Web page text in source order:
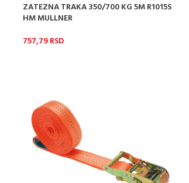
ZATEZNA TRAKA 350/700 KG 5M R1015S
HM MULLNER
757,79RSD